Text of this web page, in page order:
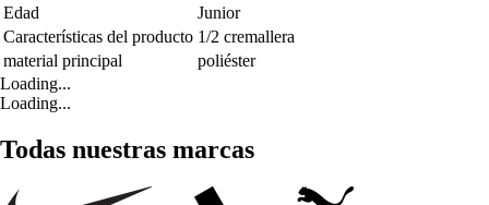
Edad
Junior
Características del producto 1/2 cremallera
material principal
poliéster
Loading...
Loading...
Todas nuestras marcas